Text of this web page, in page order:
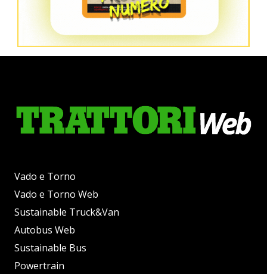
Vado e Torno
Vado e Torno Web
Sustainable Truck&Van
Autobus Web
Sustainable Bus
Powertrain